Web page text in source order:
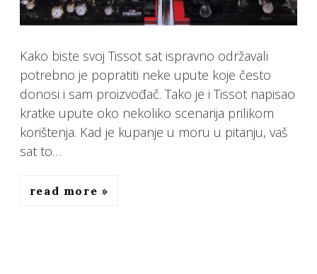
Kako biste svoj Tissot sat ispravno održavali
potrebno je popratiti neke upute koje često
donosi i sam proizvođač. Tako je i Tissot napisao
kratke upute oko nekoliko scenarija prilikom
korištenja. Kad je kupanje u moru u pitanju, vaš
sat to…
read more